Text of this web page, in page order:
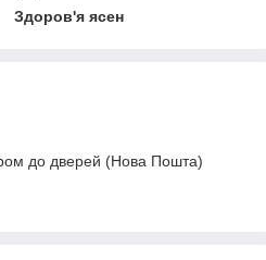
Здоров'я ясен
до дверей (Нова Пошта)